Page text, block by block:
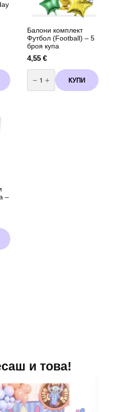
Балони комплект
Футбол (Football) – 5
броя купа
4,55 €
количество
за
Балони
комплект
КУПИ
–
и това!